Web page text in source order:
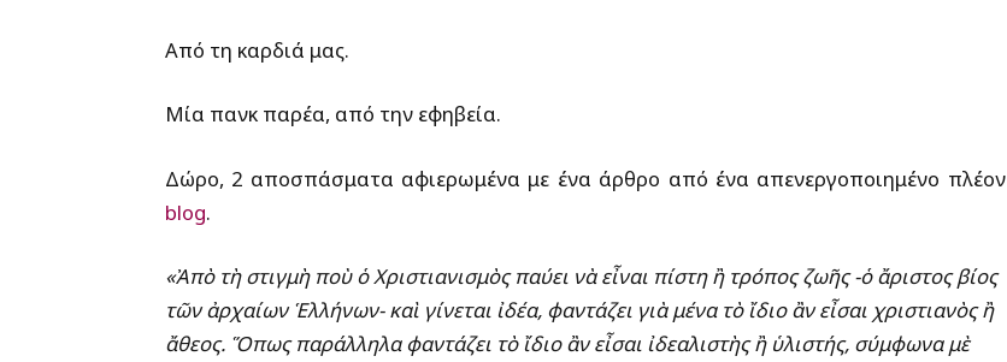
Από τη καρδιά μας.
Μία πανκ παρέα, από την εφηβεία.
Δώρο, 2 αποσπάσματα αφιερωμένα με ένα άρθρο από ένα απενεργοποιημένο πλέον
blog.
«Ἀπὸ τὴ στιγμὴ ποὺ ὁ Χριστιανισμὸς παύει νὰ εἶναι πίστη ἢ τρόπος ζωῆς -ὁ ἄριστος βίος
τῶν ἀρχαίων Ἑλλήνων- καὶ γίνεται ἰδέα, φαντάζει γιὰ μένα τὸ ἴδιο ἂν εἶσαι χριστιανὸς ἢ
ἄθεος. Ὅπως παράλληλα φαντάζει τὸ ἴδιο ἂν εἶσαι ἰδεαλιστὴς ἢ ὑλιστής, σύμφωνα μὲ